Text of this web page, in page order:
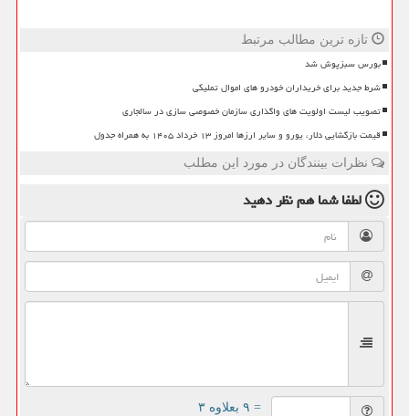
تازه ترین مطالب مرتبط
بورس سبزپوش شد
شرط جدید برای خریداران خودرو های اموال تملیکی
تصویب لیست اولویت های واگذاری سازمان خصوصی سازی در سالجاری
قیمت بازگشایی دلار، یورو و سایر ارزها امروز ۱۳ خرداد ۱۴۰۵ به همراه جدول
نظرات بینندگان در مورد این مطلب
لطفا شما همنظر دهید
= ۹ بعلاوه ۳